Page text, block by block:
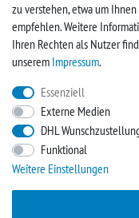
UNTERNEHMEN
Kontakt
Impressum
FACEBOOK
Werden Sie Fan und sichern
zu verstehen, etwa um
empfehlen. Weitere
Ihren Rechten als Nutzer
unserem Impressum.
Essenziell
Externe Medien
DHL
Funktional
Weitere Einstellungen